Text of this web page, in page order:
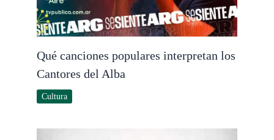
Qué canciones populares interpretan los
Cantores del Alba
Cultura